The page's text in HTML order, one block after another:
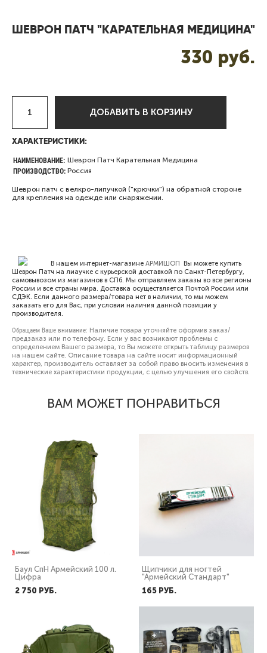
ШЕВРОН ПАТЧ "КАРАТЕЛЬНАЯ МЕДИЦИНА"
330 pуб.
ДОБАВИТЬ В КОРЗИНУ
ХАРАКТЕРИСТИКИ:
НАИМЕНОВАНИЕ: Шеврон Патч Карательная Медицина
ПРОИЗВОДСТВО: Россия
Шеврон патч с велкро-липучкой ("крючки") на обратной стороне
для крепления на одежде или снаряжении.
В нашем интернет-магазине АРМИШОП Вы можете купить
Шеврон Патч на лиаучке с курьерской доставкой по Санкт-Петербургу,
самовывозом из магазинов в СПб. Мы отправляем заказы во все регионы
России и все страны мира. Доставка осуществляется Почтой России или
СДЭК. Если данного размера/товара нет в наличии, то мы можем
заказать его для Вас, при условии наличия данной позиции у
производителя.
Обращаем Ваше внимание: Наличие товара уточняйте оформив заказ/
предзаказ или по телефону. Если у вас возникают проблемы с
определением Вашего размера, то Вы можете открыть таблицу размеров
на нашем сайте. Описание товара на сайте носит информационный
характер, производитель оставляет за собой право вносить изменения в
технические характеристики продукции, с целью улучшения его свойств.
ВАМ МОЖЕТ ПОНРАВИТЬСЯ
Баул СпН Армейский 100 л.
Цифра
2 750 PУБ.
Щипчики для ногтей
"Армейский Стандарт"
165 PУБ.